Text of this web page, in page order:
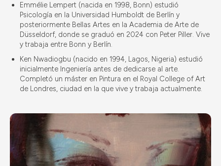
Emmélie Lempert (nacida en 1998, Bonn) estudió
Psicología en la Universidad Humboldt de Berlín y
posteriormente Bellas Artes en la Academia de Arte de
Düsseldorf, donde se graduó en 2024 con Peter Piller. Vive
y trabaja entre Bonn y Berlín.
Ken Nwadiogbu (nacido en 1994, Lagos, Nigeria) estudió
inicialmente Ingeniería antes de dedicarse al arte.
Completó un máster en Pintura en el Royal College of Art
de Londres, ciudad en la que vive y trabaja actualmente.